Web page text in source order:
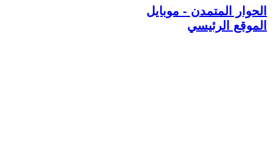
الحوار المتمدن - موبايل
الموقع الرئيسي